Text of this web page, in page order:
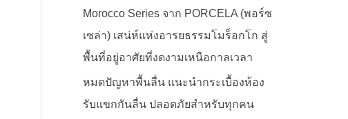
Morocco Series จาก PORCELA (พอร์ซ
เซล่า) เสน่ห์แห่งอารยธรรมโมร็อกโก สู่
พื้นที่อยู่อาศัยที่งดงามเหนือกาลเวลา
หมดปัญหาพื้นลื่น แนะนำกระเบื้องห้อง
รับแขกกันลื่น ปลอดภัยสำหรับทุกคน